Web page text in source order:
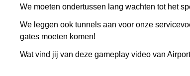
We moeten ondertussen lang wachten tot het
We leggen ook tunnels aan voor onze
gates moeten komen!
Wat vind jij van deze gameplay video van